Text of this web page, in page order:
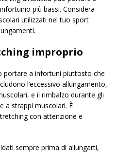
più bassi. Considera
utilizzati nel tuo sport
improprio
portare a infortuni piuttosto che
l’eccessivo allungamento,
e il rimbalzo durante gli
a strappi muscolari. È
con attenzione e
sempre prima di allungarti,